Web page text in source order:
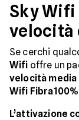
Sky Wifi
velocità
Se cerchi
Wifi offre un
velocità media
Wifi Fibra100%
L’attivazione